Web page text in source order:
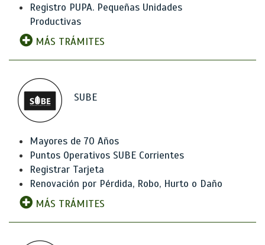
Registro PUPA. Pequeñas Unidades
Productivas
MÁS TRÁMITES
SUBE
Mayores de 70 Años
Puntos Operativos SUBE Corrientes
Registrar Tarjeta
Renovación por Pérdida, Robo, Hurto o Daño
MÁS TRÁMITES